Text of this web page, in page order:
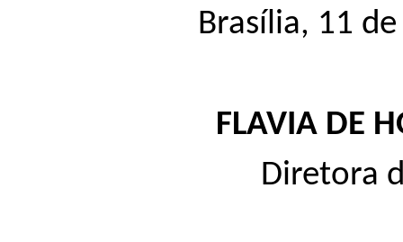
Brasília, 11
FLAVIA DE
Diretora